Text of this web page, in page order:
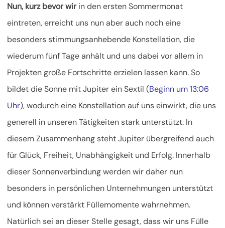
Nun, kurz bevor wirin den ersten Sommermonat
eintreten, erreicht uns nun aber auch noch eine
besonders stimmungsanhebende Konstellation, die
wiederum fünf Tage anhält und uns dabei vor allem in
Projekten große Fortschritte erzielen lassen kann. So
bildet die Sonne mit Jupiter ein Sextil (Beginn um 13:06
Uhr), wodurch eine Konstellation auf uns einwirkt, die uns
generell in unseren Tätigkeiten stark unterstützt. In
diesem Zusammenhang steht Jupiter übergreifend auch
für Glück, Freiheit, Unabhängigkeit und Erfolg. Innerhalb
dieser Sonnenverbindung werden wir daher nun
besonders in persönlichen Unternehmungen unterstützt
und können verstärkt Füllemomente wahrnehmen.
Natürlich sei an dieser Stelle gesagt, dass wir uns Fülle